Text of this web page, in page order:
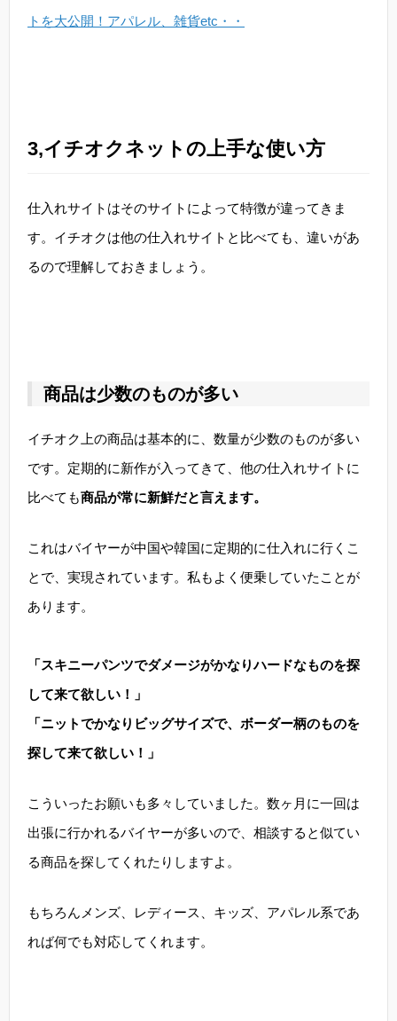
トを大公開！アパレル、雑貨etc・・
3,イチオクネットの上手な使い方
仕入れサイトはそのサイトによって特徴が違ってきま
す。イチオクは他の仕入れサイトと比べても、違いがあ
るので理解しておきましょう。
商品は少数のものが多い
イチオク上の商品は基本的に、数量が少数のものが多い
です。定期的に新作が入ってきて、他の仕入れサイトに
比べても商品が常に新鮮だと言えます。
これはバイヤーが中国や韓国に定期的に仕入れに行くこ
とで、実現されています。私もよく便乗していたことが
あります。
「スキニーパンツでダメージがかなりハードなものを探
して来て欲しい！」
「ニットでかなりビッグサイズで、ボーダー柄のものを
探して来て欲しい！」
こういったお願いも多々していました。数ヶ月に一回は
出張に行かれるバイヤーが多いので、相談すると似てい
る商品を探してくれたりしますよ。
もちろんメンズ、レディース、キッズ、アパレル系であ
れば何でも対応してくれます。